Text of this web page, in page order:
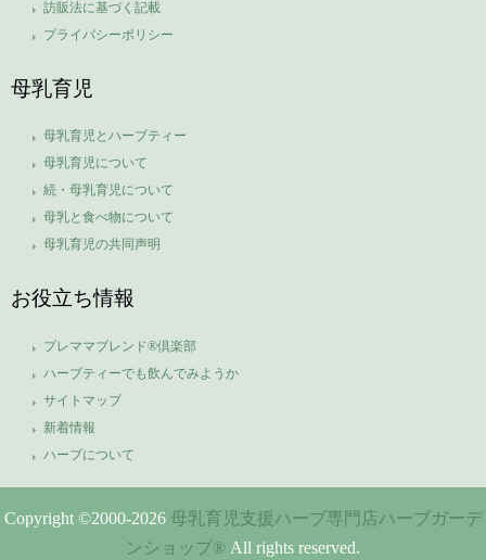
訪販法に基づく記載
プライバシーポリシー
母乳育児
母乳育児とハーブティー
母乳育児について
続・母乳育児について
母乳と食べ物について
母乳育児の共同声明
お役立ち情報
プレママブレンド®倶楽部
ハーブティーでも飲んでみようか
サイトマップ
新着情報
ハーブについて
Copyright ©2000-2026 母乳育児支援ハーブ専門店ハーブガーデ
ンショップ® All rights reserved.